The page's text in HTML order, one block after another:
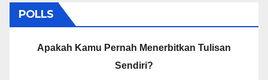
POLLS
Apakah Kamu Pernah Menerbitkan Tulisan
Sendiri?